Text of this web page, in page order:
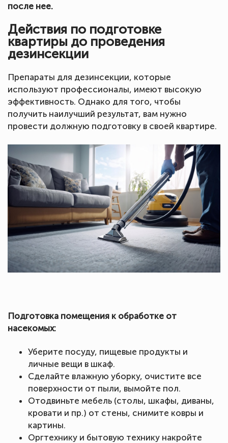
после нее.
Действия по подготовке
квартиры до проведения
дезинсекции
Препараты для дезинсекции, которые
используют профессионалы, имеют высокую
эффективность. Однако для того, чтобы
получить наилучший результат, вам нужно
провести должную подготовку в своей квартире.
Подготовка помещения к обработке от
насекомых:
Уберите посуду, пищевые продукты и
личные вещи в шкаф.
Сделайте влажную уборку, очистите все
поверхности от пыли, вымойте пол.
Отодвиньте мебель (столы, шкафы, диваны,
кровати и пр.) от стены, снимите ковры и
картины.
Оргтехнику и бытовую технику накройте